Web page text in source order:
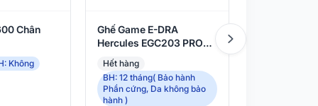
Chân
Không
Ghế Game E-DRA
Hercules EGC203 PRO
Black/Red
Hết hàng
BH: 12 tháng( Bảo hành
Phần cứng, Da không bảo
hành )